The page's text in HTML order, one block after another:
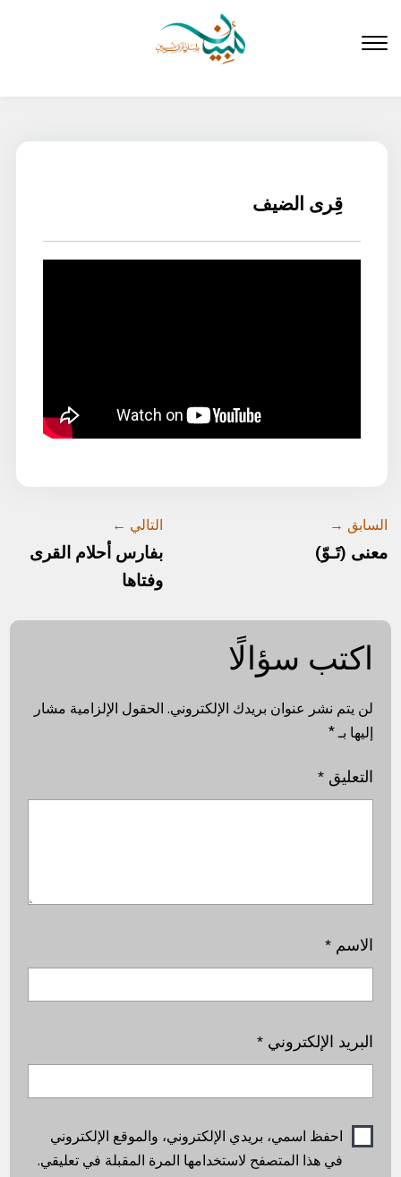
المحتوى
قِرى الضيف
السابق →
معنى (تَـوّ)
التالي ←
بفارس أحلام القرى
وفتاها
اكتب سؤالًا
لن يتم نشر عنوان بريدك الإلكتروني. الحقول الإلزامية مشار
إليها بـ*
التعليق*
الاسم*
البريد الإلكتروني*
احفظ اسمي، بريدي الإلكتروني، والموقع الإلكتروني
في هذا المتصفح لاستخدامها المرة المقبلة في تعليقي.